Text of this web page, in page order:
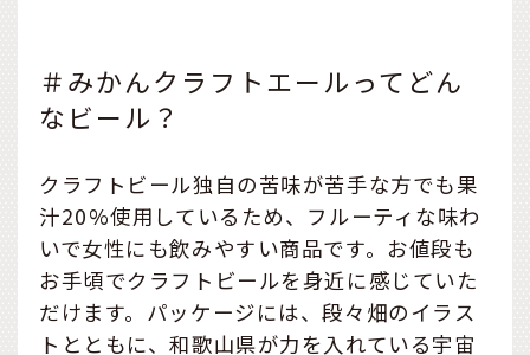
＃みかんクラフトエールってどん
なビール？
クラフトビール独自の苦味が苦手な方でも果
汁20%使用しているため、フルーティな味わ
いで女性にも飲みやすい商品です。お値段も
お手頃でクラフトビールを身近に感じていた
だけます。パッケージには、段々畑のイラス
トとともに、和歌山県が力を入れている宇宙